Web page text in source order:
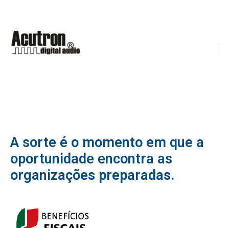
A sorte é o momento em que a
oportunidade encontra as
organizações preparadas.